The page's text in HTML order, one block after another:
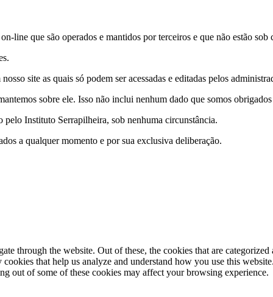
line que são operados e mantidos por terceiros e que não estão
site as quais só podem ser acessadas e editadas pelos
sobre ele. Isso não inclui nenhum dado que somos
Instituto Serrapilheira, sob nenhuma circunstância.
a qualquer momento e por sua exclusiva deliberação.
through the website. Out of these, the cookies that are categorized
that help us analyze and understand how you use this
out of some of these cookies may affect your browsing experience.